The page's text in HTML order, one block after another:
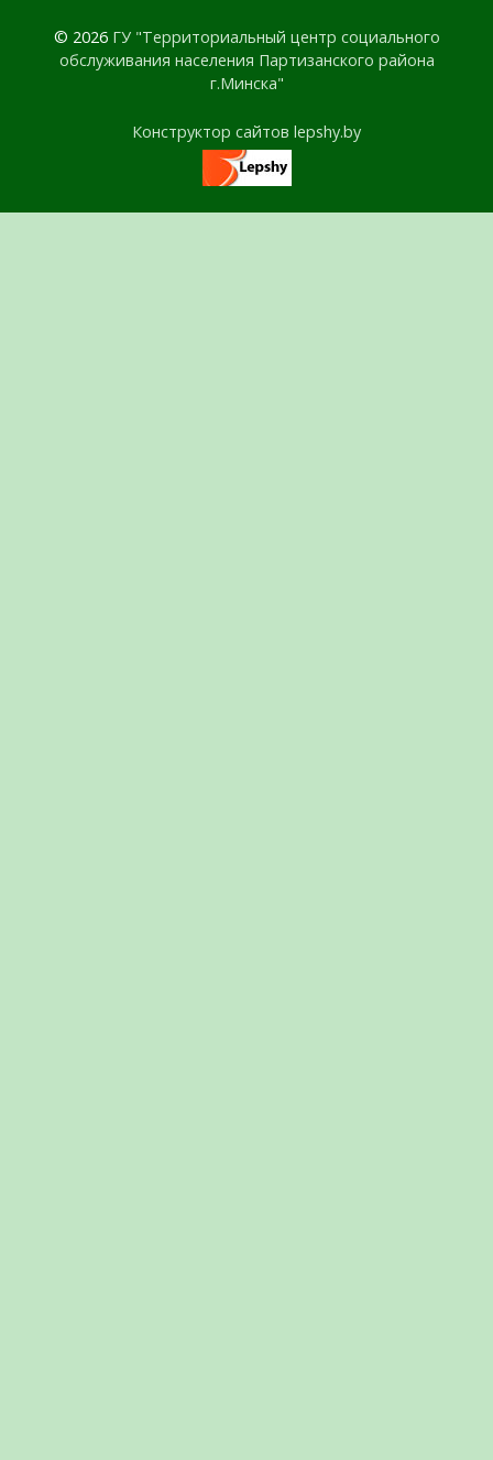
© 2026 ГУ "Территориальный центр социального
обслуживания населения Партизанского района
г.Минска"
Конструктор сайтов lepshy.by